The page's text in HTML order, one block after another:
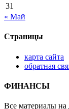
31
« Май
Страницы
карта сайта
обратная
ФИНАНСЫ
Все материалы на